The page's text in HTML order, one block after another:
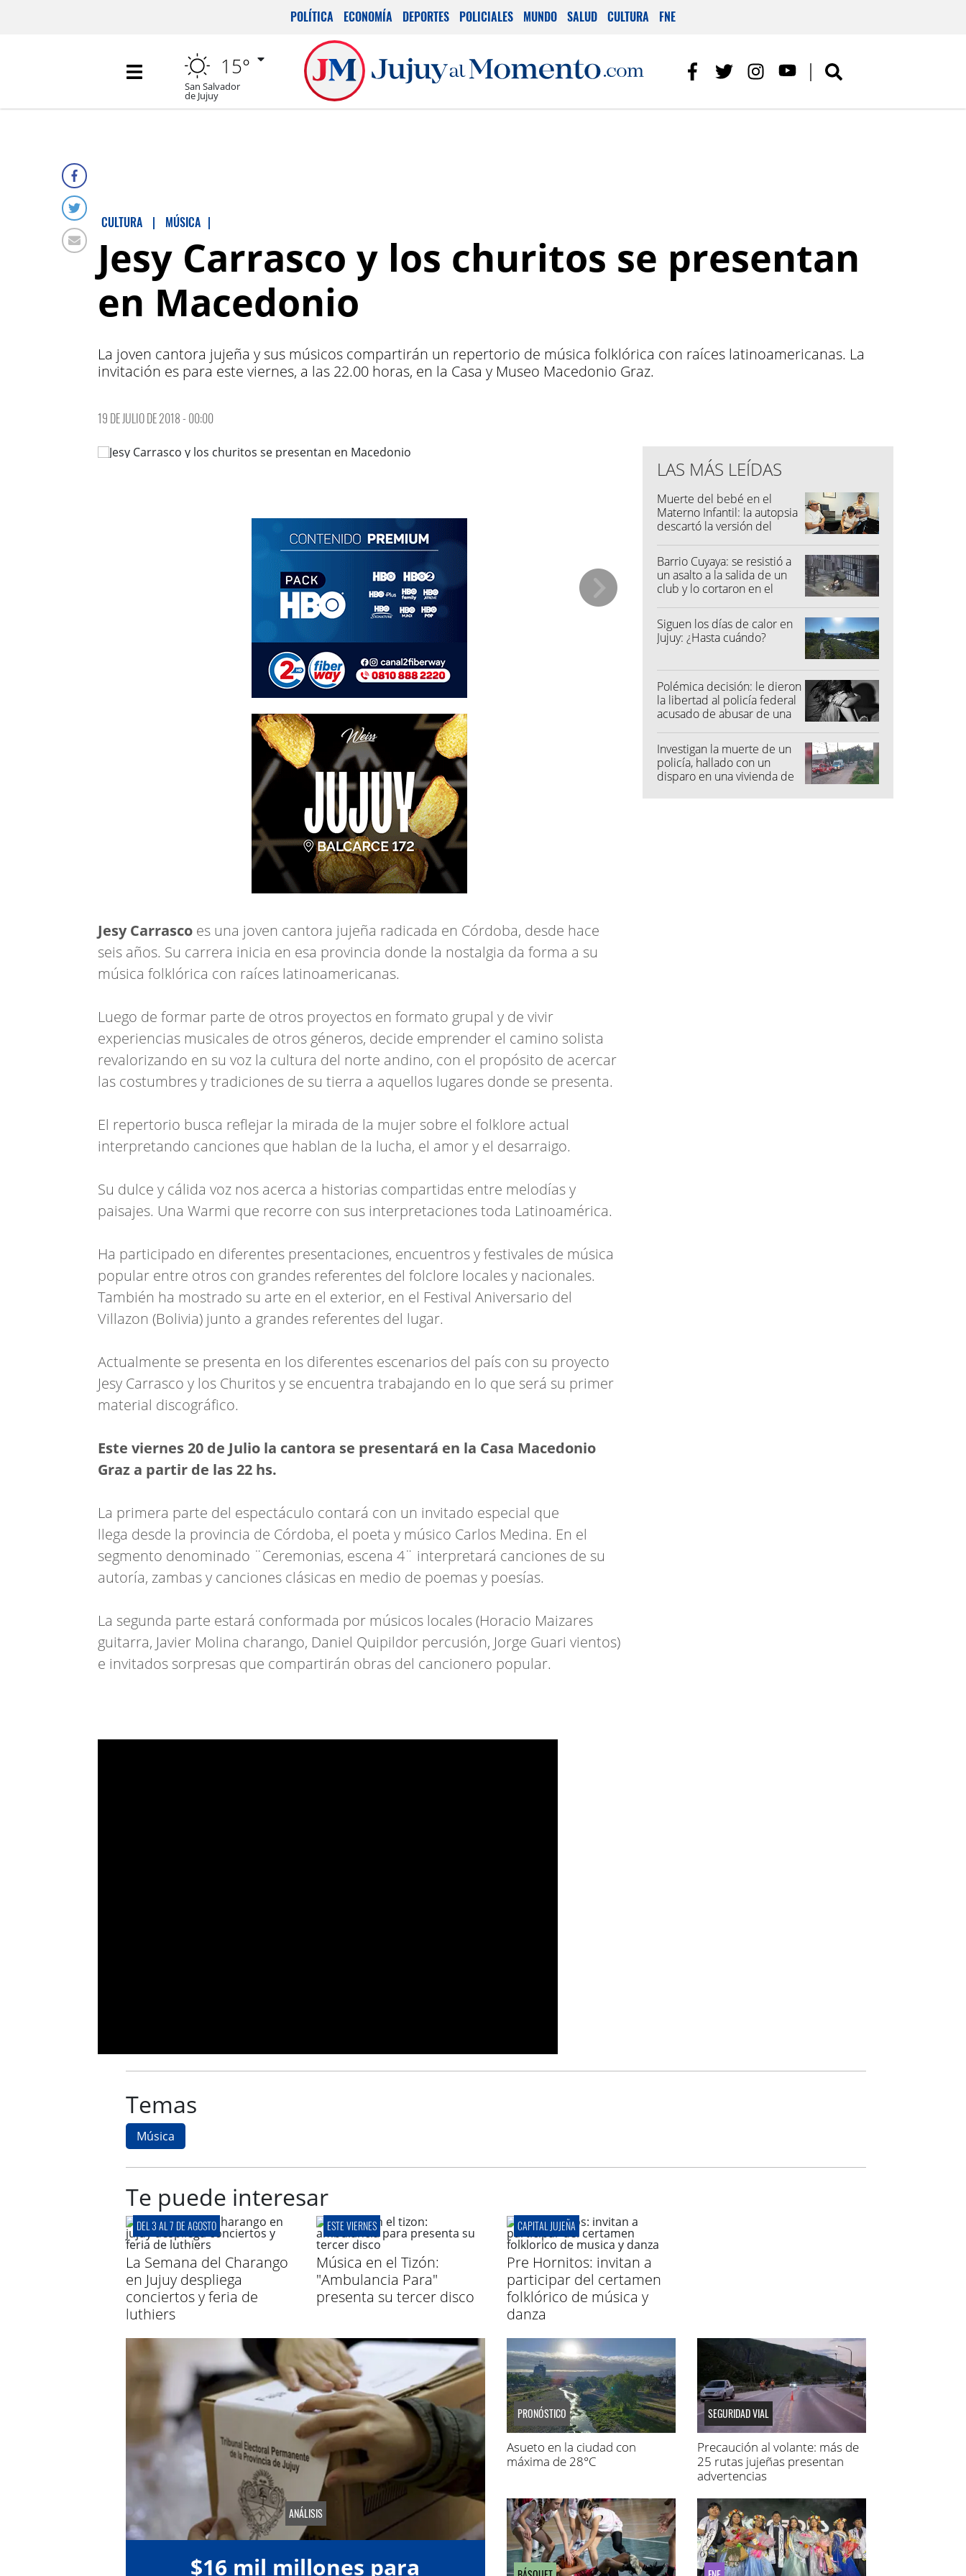
POLÍTICA ECONOMÍA DEPORTES POLICIALES MUNDO SALUD CULTURA FNE
15°
San Salvador
de Jujuy
CULTURA | MÚSICA |
Jesy Carrasco y los churitos se presentan
en Macedonio
La joven cantora jujeña y sus músicos compartirán un repertorio de música folklórica con raíces latinoamericanas. La
invitación es para este viernes, a las 22.00 horas, en la Casa y Museo Macedonio Graz.
19 DE JULIO DE 2018 - 00:00
Jesy Carrasco es una joven cantora jujeña radicada en Córdoba, desde hace
seis años. Su carrera inicia en esa provincia donde la nostalgia da forma a su
música folklórica con raíces latinoamericanas.
Luego de formar parte de otros proyectos en formato grupal y de vivir
experiencias musicales de otros géneros, decide emprender el camino solista
revalorizando en su voz la cultura del norte andino, con el propósito de acercar
las costumbres y tradiciones de su tierra a aquellos lugares donde se presenta.
El repertorio busca reflejar la mirada de la mujer sobre el folklore actual
interpretando canciones que hablan de la lucha, el amor y el desarraigo.
Su dulce y cálida voz nos acerca a historias compartidas entre melodías y
paisajes. Una Warmi que recorre con sus interpretaciones toda Latinoamérica.
Ha participado en diferentes presentaciones, encuentros y festivales de música
popular entre otros con grandes referentes del folclore locales y nacionales.
También ha mostrado su arte en el exterior, en el Festival Aniversario del
Villazon (Bolivia) junto a grandes referentes del lugar.
Actualmente se presenta en los diferentes escenarios del país con su proyecto
Jesy Carrasco y los Churitos y se encuentra trabajando en lo que será su primer
material discográfico.
Este viernes 20 de Julio la cantora se presentará en la Casa Macedonio
Graz a partir de las 22 hs.
La primera parte del espectáculo contará con un invitado especial que
llega desde la provincia de Córdoba, el poeta y músico Carlos Medina. En el
segmento denominado ¨Ceremonias, escena 4¨ interpretará canciones de su
autoría, zambas y canciones clásicas en medio de poemas y poesías.
La segunda parte estará conformada por músicos locales (Horacio Maizares
guitarra, Javier Molina charango, Daniel Quipildor percusión, Jorge Guari vientos)
e invitados sorpresas que compartirán obras del cancionero popular.
LAS MÁS LEÍDAS
Muerte del bebé en el
Materno Infantil: la autopsia
descartó la versión del
Barrio Cuyaya: se resistió a
un asalto a la salida de un
club y lo cortaron en el
Siguen los días de calor en
Jujuy: ¿Hasta cuándo?
Polémica decisión: le dieron
la libertad al policía federal
acusado de abusar de una
Investigan la muerte de un
policía, hallado con un
disparo en una vivienda de
Temas
Música
Te puede interesar
DEL 3 AL 7 DE AGOSTO
La Semana del Charango
en Jujuy despliega
conciertos y feria de
luthiers
ESTE VIERNES
Música en el Tizón:
"Ambulancia Para"
presenta su tercer disco
CAPITAL JUJEÑA
Pre Hornitos: invitan a
participar del certamen
folklórico de música y
danza
ANÁLISIS
$16 mil millones para
PRONÓSTICO
Asueto en la ciudad con
máxima de 28°C
SEGURIDAD VIAL
Precaución al volante: más de
25 rutas jujeñas presentan
advertencias